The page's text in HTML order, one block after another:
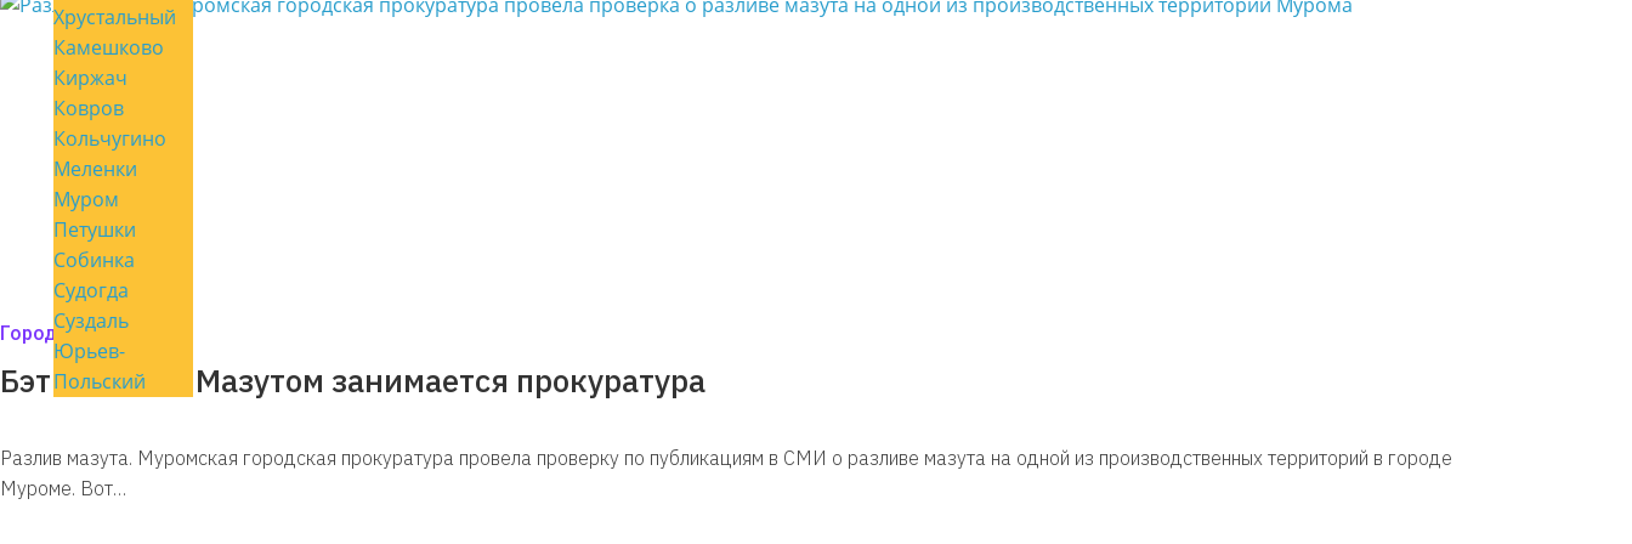
Хрустальный
Камешково
Киржач
Ковров
Кольчугино
Меленки
Муром
Петушки
Собинка
Судогда
Суздаль
Юрьев-
Польский
Город мой
Бэтмен жив. Мазутом занимается прокуратура
Разлив мазута. Муромская городская прокуратура провела проверку по публикациям в СМИ о разливе мазута на одной из производственных территорий в городе
Муроме. Вот…